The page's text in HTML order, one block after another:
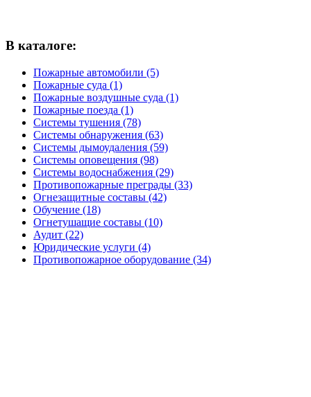
В каталоге:
Пожарные автомобили (5)
Пожарные суда (1)
Пожарные воздушные суда (1)
Пожарные поезда (1)
Системы тушения (78)
Системы обнаружения (63)
Системы дымоудаления (59)
Системы оповещения (98)
Системы водоснабжения (29)
Противопожарные преграды (33)
Огнезащитные составы (42)
Обучение (18)
Огнетушащие составы (10)
Аудит (22)
Юридические услуги (4)
Противопожарное оборудование (34)